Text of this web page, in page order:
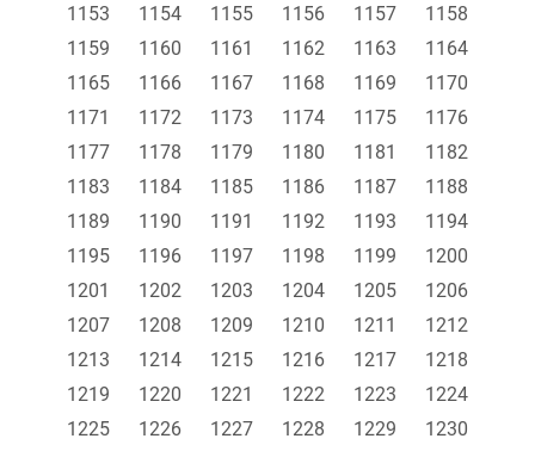
1153 1154 1155 1156 1157
1158
1159
1160 1161 1162 1163
1164
1165
1166 1167 1168 1169
1170
1171
1172 1173 1174 1175
1176
1177
1178 1179 1180 1181
1182
1183
1184 1185 1186 1187
1188
1189
1190 1191 1192 1193
1194
1195
1196 1197 1198 1199
1200
1201
1202 1203 1204 1205
1206
1207
1208 1209 1210 1211
1212
1213
1214 1215 1216 1217
1218
1219
1220 1221 1222 1223
1224
1225
1226 1227 1228 1229
1230